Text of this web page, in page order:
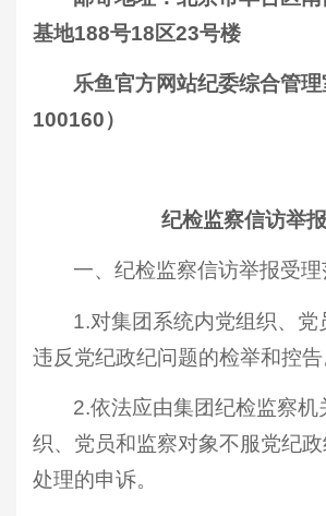
基地188号18区23号楼
乐鱼官方网站纪委综合管理
100160）
纪检监察信访举
一、纪检监察信访举报受理
1.对集团系统内党组织、党
违反党纪政纪问题的检举和控告
2.依法应由集团纪检监察机
织、党员和监察对象不服党纪
处理的申诉。